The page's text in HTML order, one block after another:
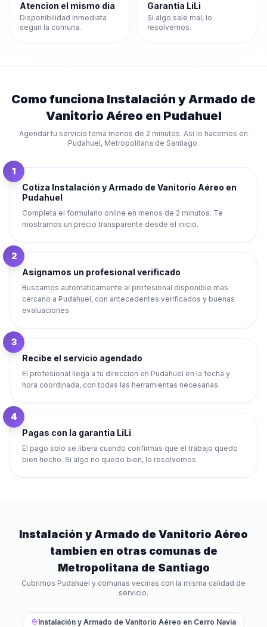
Atencion el mismo dia
Disponibilidad inmediata
segun la comuna.
Garantia LiLi
Si algo sale mal, lo
resolvemos.
Como funciona Instalación y Armado de
Vanitorio Aéreo en Pudahuel
Agendar tu servicio toma menos de 2 minutos. Asi lo hacemos en
Pudahuel, Metropolitana de Santiago.
1
Cotiza Instalación y Armado de Vanitorio Aéreo en
Pudahuel
Completa el formulario online en menos de 2 minutos. Te
mostramos un precio transparente desde el inicio.
2
Asignamos un profesional verificado
Buscamos automaticamente al profesional disponible mas
cercano a Pudahuel, con antecedentes verificados y buenas
evaluaciones.
3
Recibe el servicio agendado
El profesional llega a tu direccion en Pudahuel en la fecha y
hora coordinada, con todas las herramientas necesarias.
4
Pagas con la garantia LiLi
El pago solo se libera cuando confirmas que el trabajo quedo
bien hecho. Si algo no quedo bien, lo resolvemos.
Instalación y Armado de Vanitorio Aéreo
tambien en otras comunas de
Metropolitana de Santiago
Cubrimos Pudahuel y comunas vecinas con la misma calidad de
servicio.
Instalación y Armado de Vanitorio Aéreo en Cerro Navia